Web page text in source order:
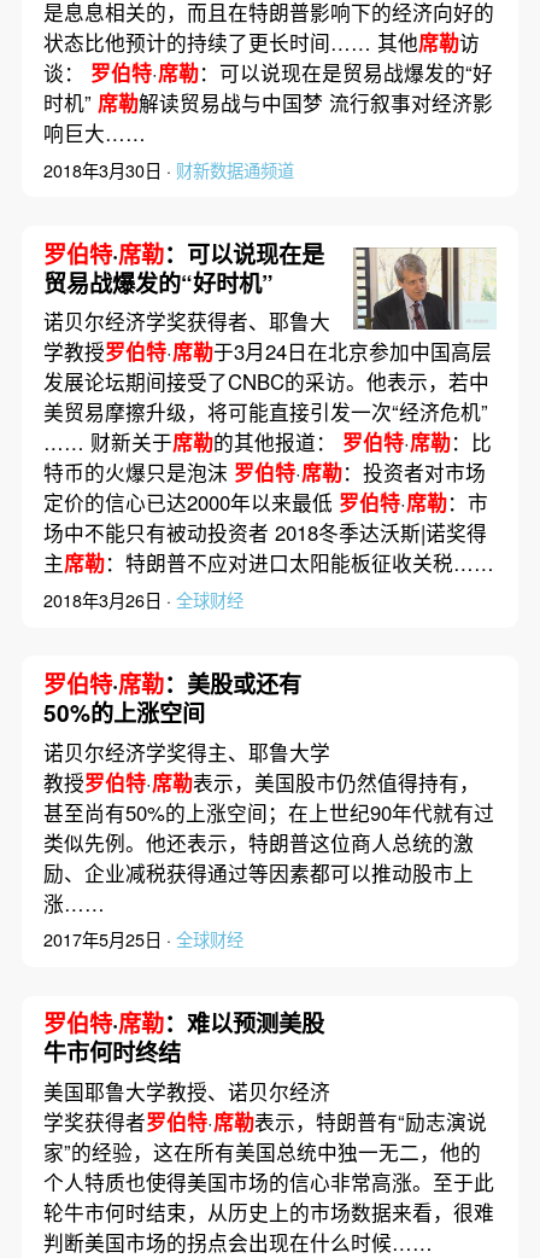
是息息相关的，而且在特朗普影响下的经济向好的
状态比他预计的持续了更长时间…… 其他席勒访
谈： 罗伯特·席勒：可以说现在是贸易战爆发的“好
时机” 席勒解读贸易战与中国梦 流行叙事对经济影
响巨大……
2018年3月30日 · 财新数据通频道
罗伯特·席勒：可以说现在是
贸易战爆发的“好时机”
诺贝尔经济学奖获得者、耶鲁大
学教授罗伯特·席勒于3月24日在北京参加中国高层
发展论坛期间接受了CNBC的采访。他表示，若中
美贸易摩擦升级，将可能直接引发一次“经济危机”
…… 财新关于席勒的其他报道： 罗伯特·席勒：比
特币的火爆只是泡沫 罗伯特·席勒：投资者对市场
定价的信心已达2000年以来最低 罗伯特·席勒：市
场中不能只有被动投资者 2018冬季达沃斯|诺奖得
主席勒：特朗普不应对进口太阳能板征收关税……
2018年3月26日 · 全球财经
罗伯特·席勒：美股或还有
50%的上涨空间
诺贝尔经济学奖得主、耶鲁大学
教授罗伯特·席勒表示，美国股市仍然值得持有，
甚至尚有50%的上涨空间；在上世纪90年代就有过
类似先例。他还表示，特朗普这位商人总统的激
励、企业减税获得通过等因素都可以推动股市上
涨……
2017年5月25日 · 全球财经
罗伯特·席勒：难以预测美股
牛市何时终结
美国耶鲁大学教授、诺贝尔经济
学奖获得者罗伯特·席勒表示，特朗普有“励志演说
家”的经验，这在所有美国总统中独一无二，他的
个人特质也使得美国市场的信心非常高涨。至于此
轮牛市何时结束，从历史上的市场数据来看，很难
判断美国市场的拐点会出现在什么时候……